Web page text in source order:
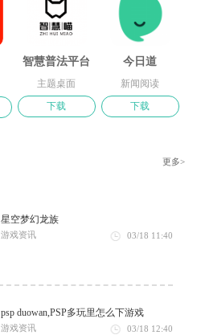
智慧普法平台
主题桌面
下载
今日道
新闻阅读
下载
更多>
星空梦幻龙族
游戏资讯 03/18 11:40
psp duowan,PSP多玩里怎么下游戏
游戏资讯 03/18 12:40